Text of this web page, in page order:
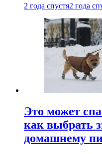
2 года спустя2 года
Это может
как выбрать
домашнему